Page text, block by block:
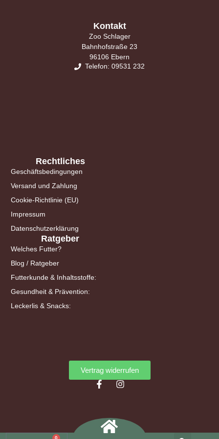
Vertrag widerrufen
Rechtliches
Geschäftsbedingungen
Versand und Zahlung
Cookie-Richtlinie (EU)
Impressum
Datenschutzerklärung
Ratgeber
Welches Futter?
Blog / Ratgeber
Futterkunde & Inhaltsstoffe:
Gesundheit & Prävention:
Leckerlis & Snacks:
Kontakt
Zoo Schlager
Bahnhofstraße 23
96106 Ebern
Telefon: 09531 232
0